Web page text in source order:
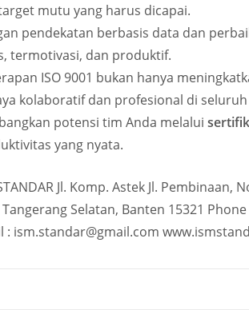
mutu yang harus dicapai.
pendekatan berbasis data dan
termotivasi, dan produktif.
ISO 9001 bukan hanya
kolaboratif dan profesional di
potensi tim Anda melalui
yang nyata.
Jl. Komp. Astek Jl. Pembinaan,
Selatan, Banten 15321
: ism.standar@gmail.com